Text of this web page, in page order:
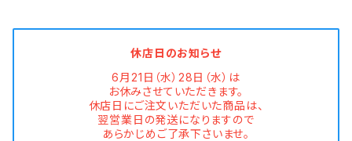
休店日のお知らせ
6月21日（水）28日（水）は
お休みさせていただきます。
休店日にご注文いただいた商品は、
翌営業日の発送になりますので
あらかじめご了承下さいませ。